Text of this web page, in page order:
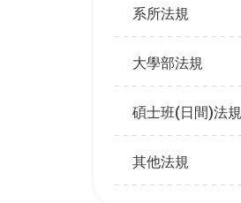
系所法規
大學部法規
碩士班(日間)法規
其他法規